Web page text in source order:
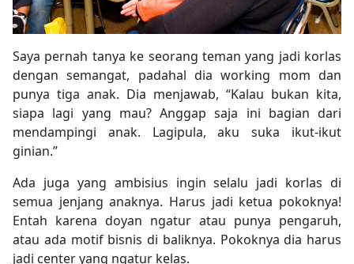
Saya pernah tanya ke seorang teman yang jadi korlas
dengan semangat, padahal dia working mom dan
punya tiga anak. Dia menjawab, “Kalau bukan kita,
siapa lagi yang mau? Anggap saja ini bagian dari
mendampingi anak. Lagipula, aku suka ikut-ikut
ginian.”
Ada juga yang ambisius ingin selalu jadi korlas di
semua jenjang anaknya. Harus jadi ketua pokoknya!
Entah karena doyan ngatur atau punya pengaruh,
atau ada motif bisnis di baliknya. Pokoknya dia harus
jadi center yang ngatur kelas.